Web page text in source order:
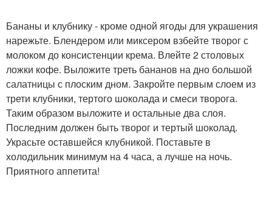
Бананы и клубнику - кроме одной ягоды для украшения
нарежьте. Блендером или миксером взбейте творог с
молоком до консистенции крема. Влейте 2 столовых
ложки кофе. Выложите треть бананов на дно большой
салатницы с плоским дном. Закройте первым слоем из
трети клубники, тертого шоколада и смеси творога.
Таким образом выложите и остальные два слоя.
Последним должен быть творог и тертый шоколад.
Украсьте оставшейся клубникой. Поставьте в
холодильник минимум на 4 часа, а лучше на ночь.
Приятного аппетита!